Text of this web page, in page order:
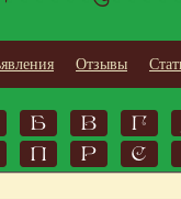
Отзывы
Б В
Г
П Р С